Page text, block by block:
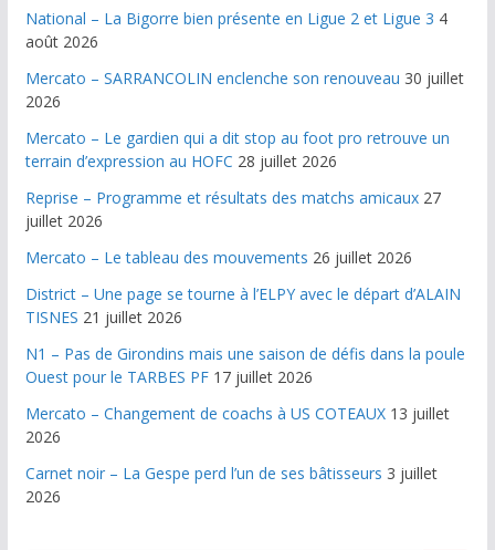
National – La Bigorre bien présente en Ligue 2 et Ligue 3 4
août 2026
Mercato – SARRANCOLIN enclenche son renouveau 30 juillet
2026
Mercato – Le gardien qui a dit stop au foot pro retrouve un
terrain d’expression au HOFC 28 juillet 2026
Reprise – Programme et résultats des matchs amicaux 27
juillet 2026
Mercato – Le tableau des mouvements 26 juillet 2026
District – Une page se tourne à l’ELPY avec le départ d’ALAIN
TISNES 21 juillet 2026
N1 – Pas de Girondins mais une saison de défis dans la poule
Ouest pour le TARBES PF 17 juillet 2026
Mercato – Changement de coachs à US COTEAUX 13 juillet
2026
Carnet noir – La Gespe perd l’un de ses bâtisseurs 3 juillet
2026